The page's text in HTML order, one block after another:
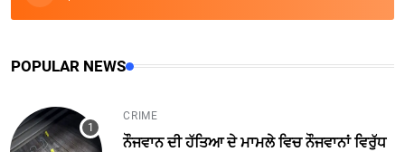
POPULAR NEWS
CRIME
ਨੌਜਵਾਨ ਦੀ ਹੱਤਿਆ ਦੇ ਮਾਮਲੇ ਵਿਚ ਨੌਜਵਾਨਾਂ ਵਿਰੁੱਧ